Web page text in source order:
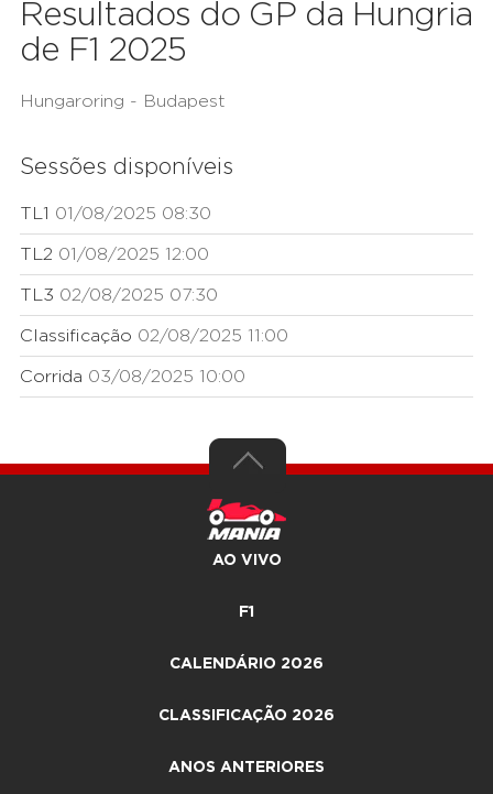
Resultados do GP da Hungria
de F1 2025
Hungaroring - Budapest
Sessões disponíveis
TL1 01/08/2025 08:30
TL2 01/08/2025 12:00
TL3 02/08/2025 07:30
Classificação 02/08/2025 11:00
Corrida 03/08/2025 10:00
AO VIVO
F1
CALENDÁRIO 2026
CLASSIFICAÇÃO 2026
ANOS ANTERIORES